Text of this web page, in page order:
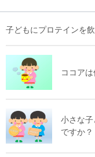
子どもにプロテインを
ココア
小さな
ですか？